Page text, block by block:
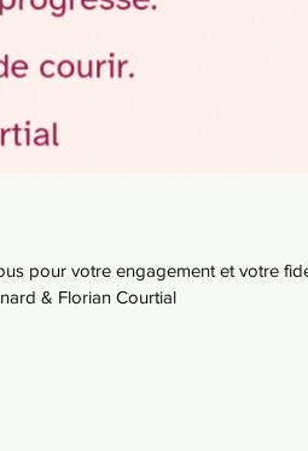
& Florian Courtial